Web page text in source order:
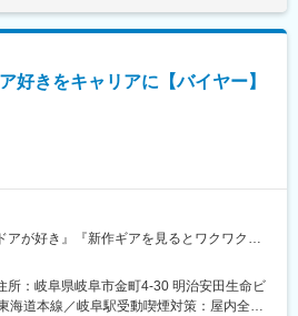
ューやアンケートの結果も踏まえ、商品開
ィングだから、お客さまの反応が伝わりや
力です。
されています。
社全国通販が運営するアクティブシニア女
カタログ通販雑誌です。年間発行部数は、
上下する可能性があります。月給(月額)は固
す。
好きをキャリアに【バイヤー】
アが好き』『新作ギアを見るとワクワクす
と高く、オープン＆フェアで風通しの良い
所：岐阜県岐阜市金町4-30 明治安田生命ビ
海道本線／岐阜駅受動喫煙対策：屋内全面